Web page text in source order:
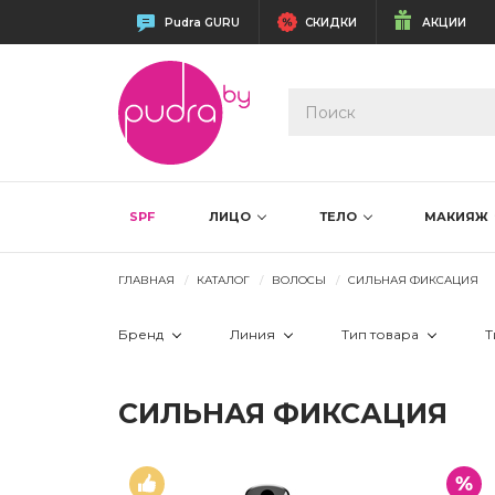
Pudra GURU СКИДКИ АКЦИИ
SPF ЛИЦО ТЕЛО МАКИЯЖ
ГЛАВНАЯ КАТАЛОГ ВОЛОСЫ СИЛЬНАЯ ФИКСАЦИЯ
Бренд
Artego
Линия
ARGABETA СТАЙЛИНГ
Тип товара
СИЛЬНАЯ ФИКСАЦИЯ